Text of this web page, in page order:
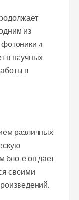
из
и
в научных
в
различных
блоге он дает
своими